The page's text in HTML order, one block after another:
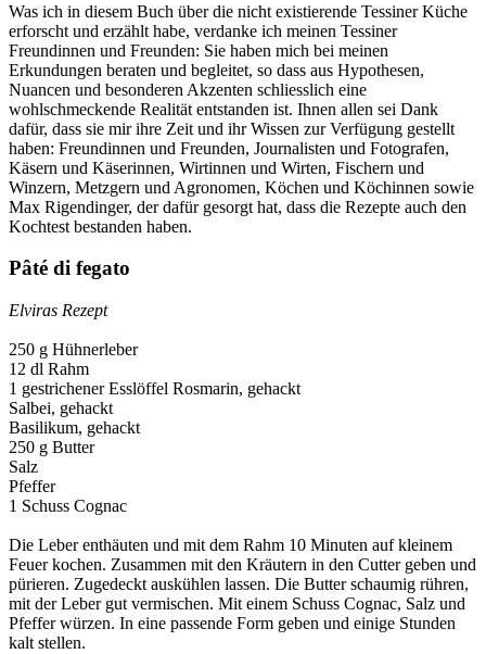
Was ich in diesem Buch über die nicht existierende Tessiner Küche
erforscht und erzählt habe, verdanke ich meinen Tessiner
Freundinnen und Freunden: Sie haben mich bei meinen
Erkundungen beraten und begleitet, so dass aus Hypothesen,
Nuancen und besonderen Akzenten schliesslich eine
wohlschmeckende Realität entstanden ist. Ihnen allen sei Dank
dafür, dass sie mir ihre Zeit und ihr Wissen zur Verfügung gestellt
haben: Freundinnen und Freunden, Journalisten und Fotografen,
Käsern und Käserinnen, Wirtinnen und Wirten, Fischern und
Winzern, Metzgern und Agronomen, Köchen und Köchinnen sowie
Max Rigendinger, der dafür gesorgt hat, dass die Rezepte auch den
Kochtest bestanden haben.
Pâté di fegato
Elviras Rezept
250 g Hühnerleber
12 dl Rahm
1 gestrichener Esslöffel Rosmarin, gehackt
Salbei, gehackt
Basilikum, gehackt
250 g Butter
Salz
Pfeffer
1 Schuss Cognac
Die Leber enthäuten und mit dem Rahm 10 Minuten auf kleinem
Feuer kochen. Zusammen mit den Kräutern in den Cutter geben und
pürieren. Zugedeckt auskühlen lassen. Die Butter schaumig rühren,
mit der Leber gut vermischen. Mit einem Schuss Cognac, Salz und
Pfeffer würzen. In eine passende Form geben und einige Stunden
kalt stellen.